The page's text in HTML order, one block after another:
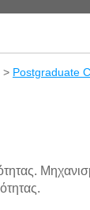
> Postgraduate